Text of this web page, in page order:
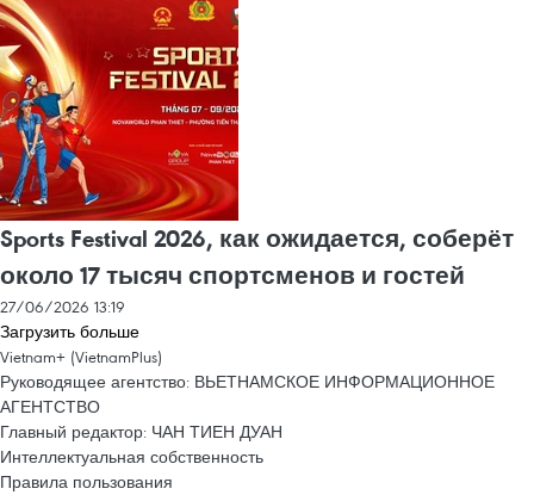
Sports Festival 2026, как ожидается, соберёт
около 17 тысяч спортсменов и гостей
27/06/2026 13:19
Загрузить больше
Vietnam+ (VietnamPlus)
Руководящее агентство: ВЬЕТНАМСКОЕ ИНФОРМАЦИОННОЕ
АГЕНТСТВО
Главный редактор: ЧАН ТИЕН ДУАН
Интеллектуальная собственность
Правила пользования